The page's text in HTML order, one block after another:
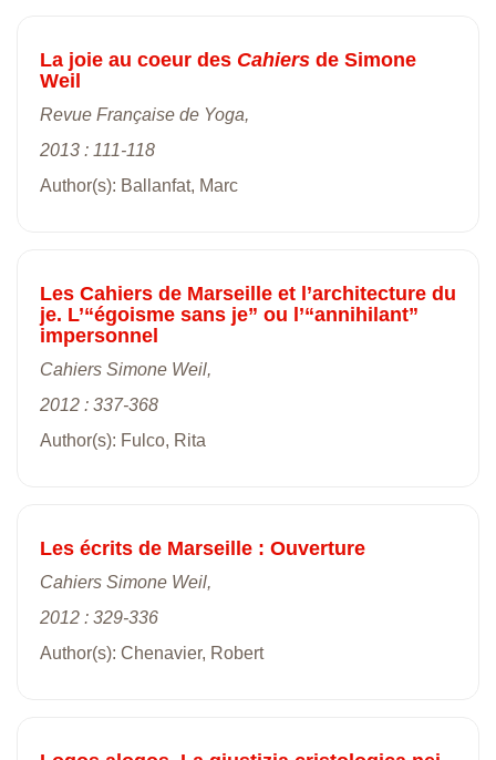
La joie au coeur des Cahiers de Simone
Weil
Revue Française de Yoga,
2013 : 111-118
Author(s): Ballanfat, Marc
Les Cahiers de Marseille et l’architecture du
je. L’“égoisme sans je” ou l’“annihilant”
impersonnel
Cahiers Simone Weil,
2012 : 337-368
Author(s): Fulco, Rita
Les écrits de Marseille : Ouverture
Cahiers Simone Weil,
2012 : 329-336
Author(s): Chenavier, Robert